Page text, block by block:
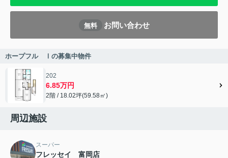
無料 お問い合わせ
ホープフル Ⅰの募集中物件
202
6.85万円
2階 / 18.02坪(59.58㎡)
周辺施設
スーパー
フレッセイ 富岡店